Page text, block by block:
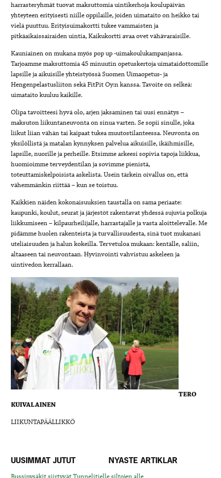
harrasteryhmät tuovat maksuttomia uintikerhoja koulupäivän
yhteyteen erityisesti niille oppilaille, joiden uimataito on heikko tai
vielä puuttuu. Erityisuimakortti tukee vammaisten ja
pitkäaikaissairaiden uintia, Kaikukortti avaa ovet vähävaraisille.
Kauniainen on mukana myös pop up -uimakoulukampanjassa.
Tarjoamme maksuttomia 45 minuutin opetuskertoja uimataidottomille
lapsille ja aikuisille yhteistyössä Suomen Uimaopetus- ja
Hengenpelastusliiton sekä FitPit Oy:n kanssa. Tavoite on selkeä:
uimataito kuuluu kaikille.
Olipa tavoitteesi hyvä olo, arjen jaksaminen tai uusi ennätys –
maksuton liikuntaneuvonta on sinua varten. Se sopii sinulle, joka
liikut liian vähän tai kaipaat tukea muutostilanteessa. Neuvonta on
yksilöllistä ja matalan kynnyksen palvelua aikuisille, ikäihmisille,
lapsille, nuorille ja perheille. Etsimme arkeesi sopivia tapoja liikkua,
huomioimme terveydentilan ja sovimme pienistä,
toteuttamiskelpoisista askelista. Usein tärkein oivallus on, että
vähemmänkin riittää – kun se toistuu.
Kaikkien näiden kokonaisuuksien taustalla on sama periaate:
kaupunki, koulut, seurat ja järjestöt rakentavat yhdessä sujuvia polkuja
liikkumiseen – kilpaurheilijalle, harrastajalle ja vasta aloittelevalle. Me
pidämme huolen rakenteista ja turvallisuudesta, sinä tuot mukanasi
uteliaisuuden ja halun kokeilla. Tervetuloa mukaan: kentälle, saliin,
altaaseen tai neuvontaan. Hyvinvointi vahvistuu askeleen ja
uintivedon kerrallaan.
TERO
KUIVALAINEN
LIIKUNTAPÄÄLLIKKÖ
UUSIMMAT JUTUT NYASTE ARTIKLAR